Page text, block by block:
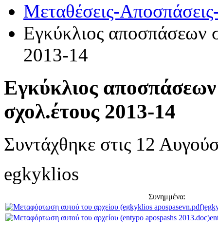
Μεταθέσεις-
Εγκύκλιος
2013-14
Εγκύκλιος
σχολ.έτους 2013-14
Συντάχθηκε στις 12
egkyklios
Συνημμένα: